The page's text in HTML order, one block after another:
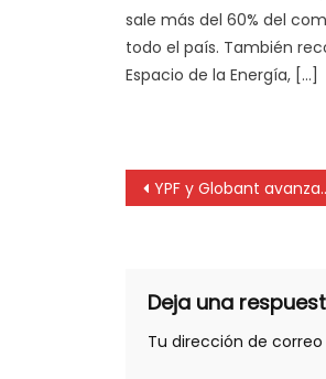
sale más del 60% del
todo el país. También
Espacio de la Energía, […]
YPF y Globant avanzan en la digitalización de la petrolera con inteligencia artificial
Deja una
Tu dirección de